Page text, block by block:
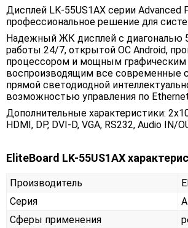
Дисплей LK-55US1AX серии Advanced
профессиональное решение для
Надежный ЖК дисплей с диагональю
работы 24/7, открытой ОС Android,
процессором и мощным графическим
воспроизводящим все современные
прямой светодиодной
возможностью управления по
Дополнительные характеристики:
HDMI, DP, DVI-D, VGA, RS232, Audio IN/
EliteBoard LK-55US1AX
Производитель
Серия
Сферы применения